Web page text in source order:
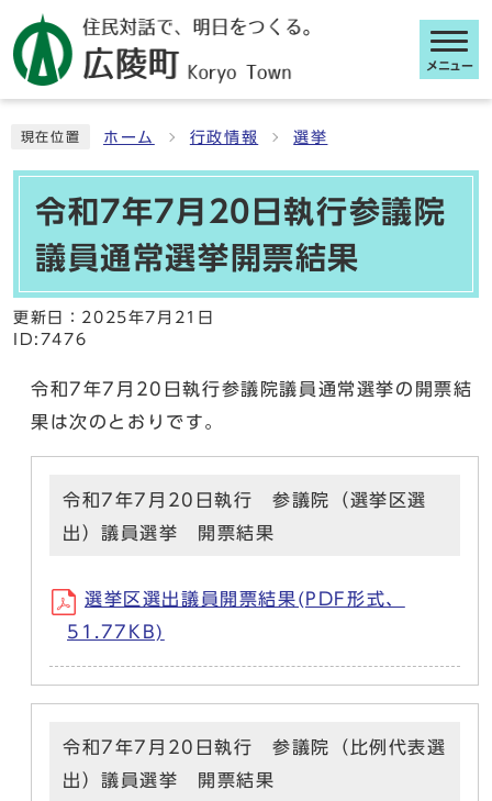
メニュー
現在位置 ホーム 行政情報 選挙
令和7年7月20日執行参議院
議員通常選挙開票結果
更新日： 2025年7月21日
ID:7476
令和7年7月20日執行参議院議員通常選挙の開票結
果は次のとおりです。
令和7年7月20日執行 参議院（選挙区選
出）議員選挙 開票結果
選挙区選出議員開票結果(PDF形式、
51.77KB)
令和7年7月20日執行 参議院（比例代表選
出）議員選挙 開票結果